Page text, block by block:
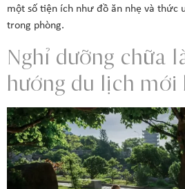
một số tiện ích như đồ ăn nhẹ và thức
trong phòng.
Nghỉ dưỡng chữa
hướng du lịch mới